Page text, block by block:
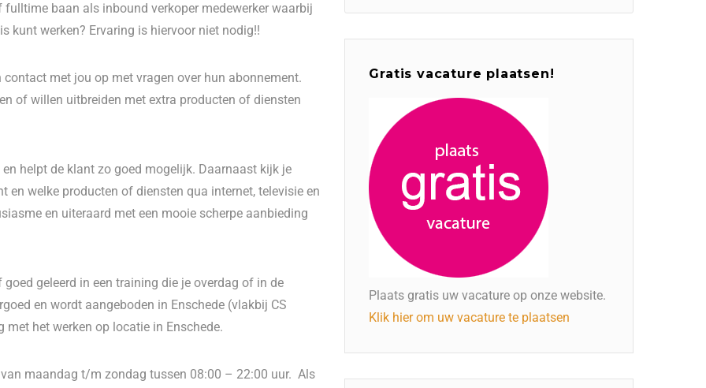
baan als inbound verkoper medewerker waarbij
kunt werken? Ervaring is hiervoor niet nodig!!
met jou op met vragen over hun abonnement.
of willen uitbreiden met extra producten of diensten
helpt de klant zo goed mogelijk. Daarnaast kijk je
welke producten of diensten qua internet, televisie en
en uiteraard met een mooie scherpe aanbieding
geleerd in een training die je overdag of in de
en wordt aangeboden in Enschede (vlakbij CS
met het werken op locatie in Enschede.
maandag t/m zondag tussen 08:00 – 22:00 uur. Als
Gratis vacature plaatsen!
Plaats gratis uw vacature op onze website.
Klik hier om uw vacature te plaatsen